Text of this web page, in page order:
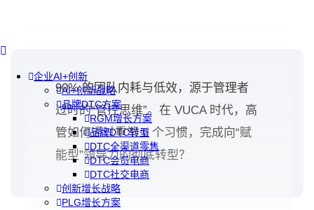
企业AI+创新
AI+创新战略
品牌DTC方案
RGM增长方案
品牌DTC转型
DTC全渠道零售
DTC会员电商
DTC社交电商
创新增长战略
PLG增长方案
90% 的团队内耗与低效，源于管理者
过时的“管控思维”。在 VUCA 时代，高
管如何通过重塑 6 个习惯，完成向“赋
能型”领导力的彻底转型？